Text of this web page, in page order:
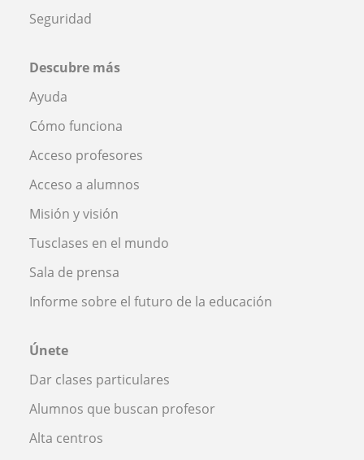
Seguridad
Descubre más
Ayuda
Cómo funciona
Acceso profesores
Acceso a alumnos
Misión y visión
Tusclases en el mundo
Sala de prensa
Informe sobre el futuro de la educación
Únete
Dar clases particulares
Alumnos que buscan profesor
Alta centros